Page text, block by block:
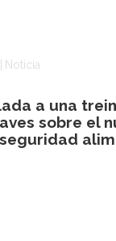
Noticia
a una
sobre el